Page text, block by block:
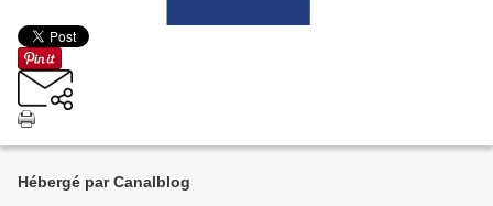
Hébergé par Canalblog